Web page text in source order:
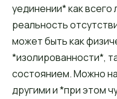
уединении* как
реальность
может быть как
*изолированности*,
состоянием. Можно
другими и *при этом